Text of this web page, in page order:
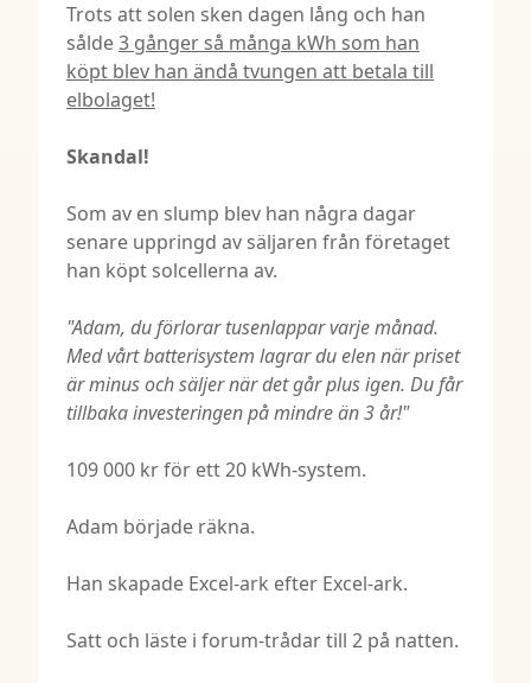
Trots att solen sken dagen lång och han
sålde3 gånger så många kWh som han
köpt blev han ändå tvungen att betala till
elbolaget!
Skandal!
Som av en slump blev han några dagar
senare uppringd av säljaren från företaget
han köpt solcellerna av.
"Adam, du förlorar tusenlappar varje månad.
Med vårt batterisystem lagrar du elen när priset
är minus och säljer när det går plus igen. Du får
tillbaka investeringen på mindre än 3 år!"
109 000 kr för ett 20 kWh-system.
Adam började räkna.
Han skapade Excel-ark efter Excel-ark.
Satt och läste i forum-trådar till 2 på natten.